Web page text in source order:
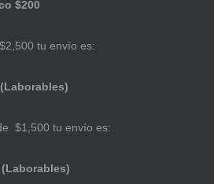
$200
tu envío es:
$1,500 tu envío es:
(Laborables)